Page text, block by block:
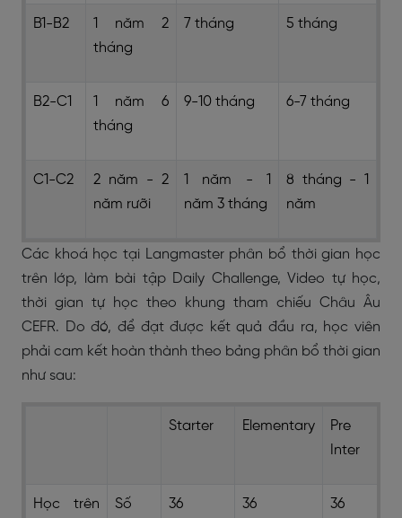
B1-B2
1 năm 2
tháng
7 tháng 5 tháng
B2-C1
1 năm 6
tháng
9-10 tháng 6-7 tháng
C1-C2
2 năm - 2
năm rưỡi
1 năm - 1
năm 3 tháng
8 tháng - 1
năm
Các khoá học tại Langmaster phân bổ thời gian học
trên lớp, làm bài tập Daily Challenge, Video tự học,
thời gian tự học theo khung tham chiếu Châu Âu
CEFR. Do đó, để đạt được kết quả đầu ra, học viên
phải cam kết hoàn thành theo bảng phân bổ thời gian
như sau:
Starter Elementary
Pre -
Inter
Học trên
Số
36 36 36